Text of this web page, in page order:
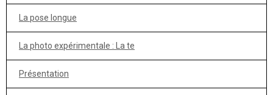
La pose longue
La photo expérimentale : La te
Présentation